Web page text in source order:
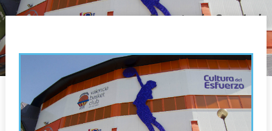
Valencia en deporte
Fuente de San Luis